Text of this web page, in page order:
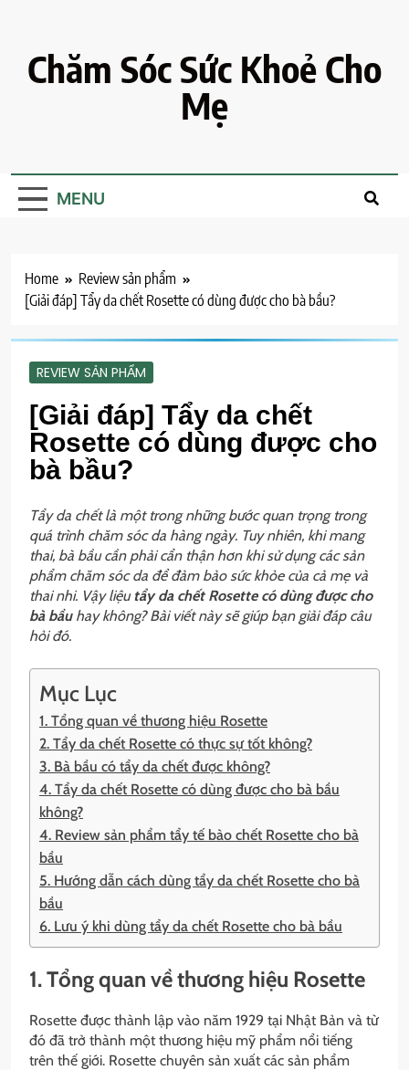
contentChăm Sóc Sức Khoẻ Cho
Mẹ
MENU
Home
Review sản phẩm
[Giải đáp] Tẩy da chết Rosette có dùng được cho bà bầu?
REVIEW SẢN PHẨM
[Giải đáp] Tẩy da chết
Rosette có dùng được cho
bà bầu?
Tẩy da chết là một trong những bước quan trọng trong
quá trình chăm sóc da hàng ngày. Tuy nhiên, khi mang
thai, bà bầu cần phải cẩn thận hơn khi sử dụng các sản
phẩm chăm sóc da để đảm bảo sức khỏe của cả mẹ và
thai nhi. Vậy liệutẩy da chết Rosette có dùng được cho
bà bầuhay không? Bài viết này sẽ giúp bạn giải đáp câu
hỏi đó.
Mục Lục
1. Tổng quan về thương hiệu Rosette
2. Tẩy da chết Rosette có thực sự tốt không?
3. Bà bầu có tẩy da chết được không?
4. Tẩy da chết Rosette có dùng được cho bà bầu
không?
4. Review sản phẩm tẩy tế bào chết Rosette cho bà
bầu
5. Hướng dẫn cách dùng tẩy da chết Rosette cho bà
bầu
6. Lưu ý khi dùng tẩy da chết Rosette cho bà bầu
1. Tổng quan về thương hiệu Rosette
Rosette được thành lập vào năm 1929 tại Nhật Bản và từ
đó đã trở thành một thương hiệu mỹ phẩm nổi tiếng
trên thế giới. Rosette chuyên sản xuất các sản phẩm